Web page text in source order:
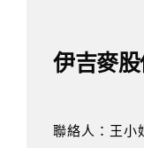
伊吉麥
聯絡人：王小